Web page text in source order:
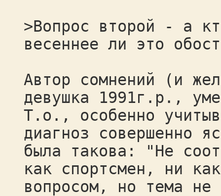
>Вопрос второй - а
весеннее ли это
Автор сомнений (и
девушка 1991г.р.,
Т.о., особенно
диагноз совершенно
была такова: "Не
как спортсмен, ни
вопросом, но тема не